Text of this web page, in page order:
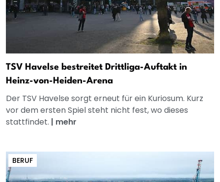
TSV Havelse bestreitet Drittliga-Auftakt in
Heinz-von-Heiden-Arena
Der TSV Havelse sorgt erneut für ein Kuriosum. Kurz
vor dem ersten Spiel steht nicht fest, wo dieses
stattfindet. | mehr
BERUF